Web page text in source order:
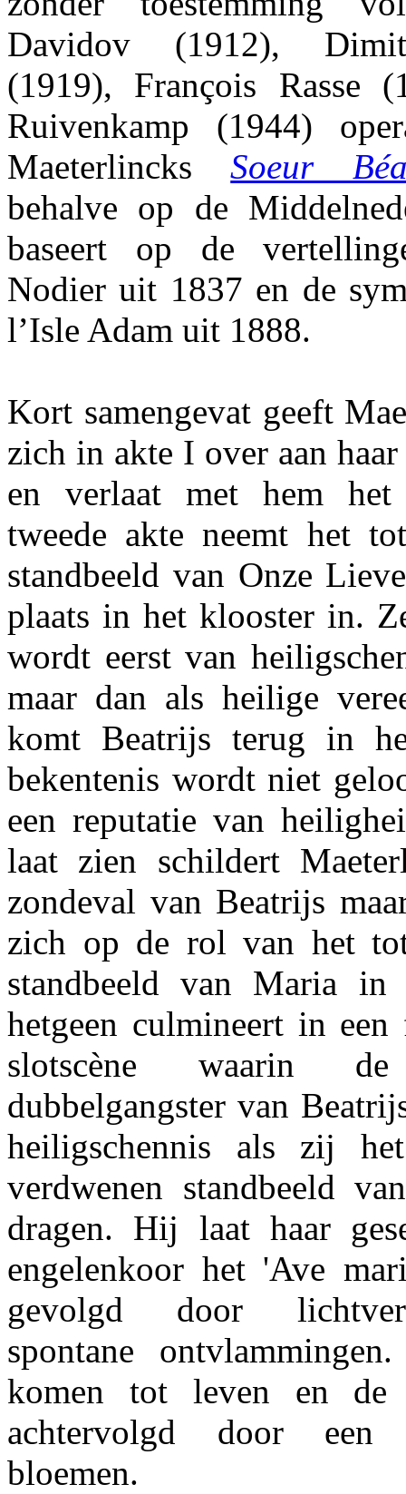
Davidov (1912),
(1919), François Rasse
Ruivenkamp (1944)
MaeterlincksSoeur
behalve op de
baseert op de
Nodier uit 1837 en de
l’Isle Adam uit 1888.
Kort samengevat geeft
zich in akte I over aan
en verlaat met hem
tweede akte neemt het
standbeeld van Onze
plaats in het klooster in.
wordt eerst van
maar dan als heilige
komt Beatrijs terug in
bekentenis wordt niet
een reputatie van
laat zien schildert
zondeval van Beatrijs
zich op de rol van het
standbeeld van Maria in
hetgeen culmineert in een
slotscène waarin
dubbelgangster van
heiligschennis als zij
verdwenen standbeeld
dragen. Hij laat haar
engelenkoor het 'Ave
gevolgd door
spontane
komen tot leven en de
achtervolgd door een
bloemen.